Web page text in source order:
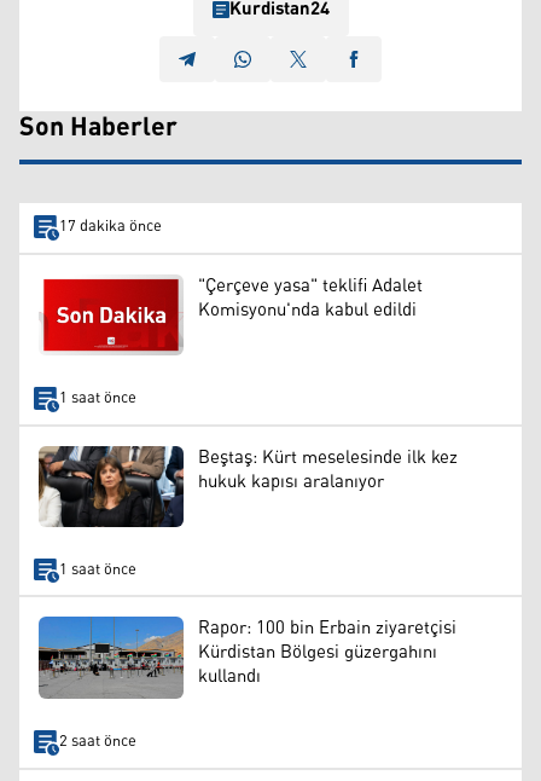
Kurdistan24
Son Haberler
17 dakika önce
"Çerçeve yasa" teklifi Adalet
Komisyonu'nda kabul edildi
1 saat önce
Beştaş: Kürt meselesinde ilk kez
hukuk kapısı aralanıyor
1 saat önce
Rapor: 100 bin Erbain ziyaretçisi
Kürdistan Bölgesi güzergahını
kullandı
2 saat önce